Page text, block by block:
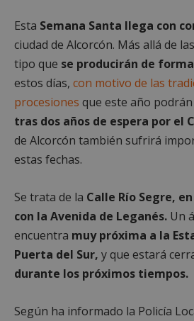
Esta Semana Santa llega con
ciudad de Alcorcón. Más allá de
tipo que se producirán de
estos días, con motivo de las
procesiones que este año
tras dos años de espera por el
de Alcorcón también sufrirá
estas fechas.
Se trata de la Calle Río Segre,
con la Avenida de Leganés. Un
encuentra muy próxima a la
Puerta del Sur, y que estará
durante los próximos tiempos.
Según ha informado la Policía